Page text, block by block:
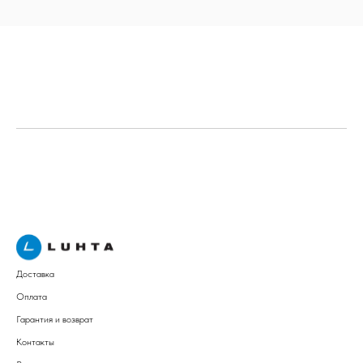
Доставка
Оплата
Гарантия и возврат
Контакты